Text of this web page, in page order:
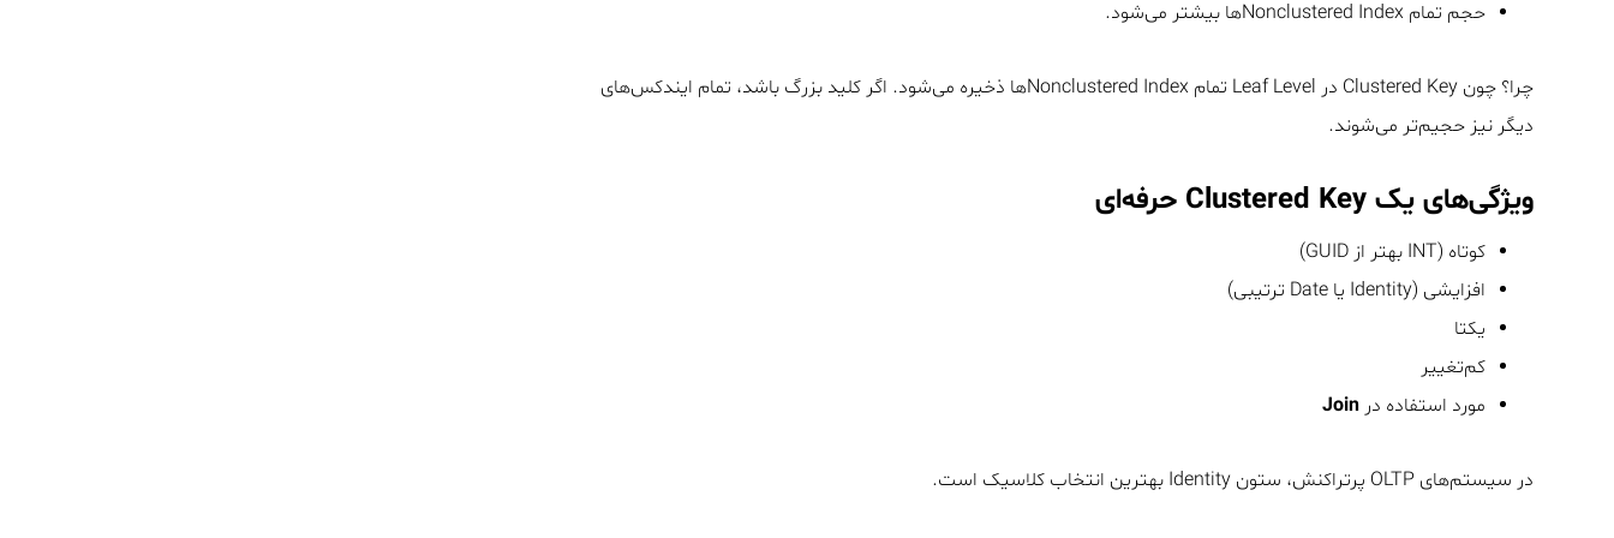
حجم تمام Nonclustered Indexها بیشتر می‌شود.
چرا؟ چون Clustered Key در Leaf Level تمام Nonclustered Indexها ذخیره می‌شود. اگر کلید بزرگ باشد، تمام ایندکس‌های
دیگر نیز حجیم‌تر می‌شوند.
ویژگی‌های یک Clustered Key حرفه‌ای
کوتاه (INT بهتر از GUID)
افزایشی (Identity یا Date ترتیبی)
یکتا
کم‌تغییر
مورد استفاده درJoin
در سیستم‌های OLTP پرتراکنش، ستون Identity بهترین انتخاب کلاسیک است.